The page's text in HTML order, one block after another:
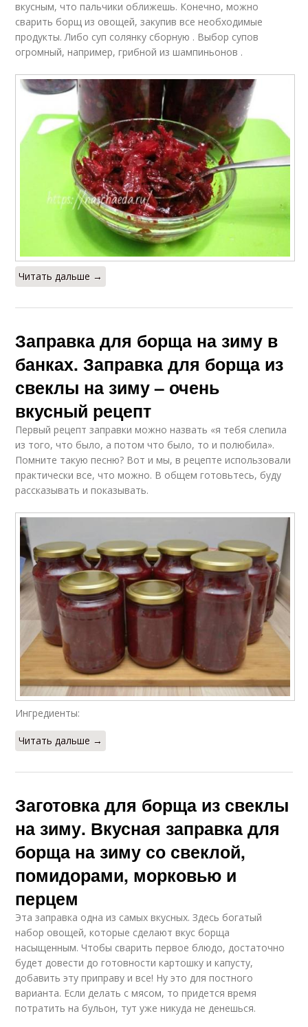
вкусным, что пальчики оближешь. Конечно, можно
сварить борщ из овощей, закупив все необходимые
продукты. Либо суп солянку сборную . Выбор супов
огромный, например, грибной из шампиньонов .
Читать дальше →
Заправка для борща на зиму в
банках. Заправка для борща из
свеклы на зиму – очень
вкусный рецепт
Первый рецепт заправки можно назвать «я тебя слепила
из того, что было, а потом что было, то и полюбила».
Помните такую песню? Вот и мы, в рецепте использовали
практически все, что можно. В общем готовьтесь, буду
рассказывать и показывать.
Ингредиенты:
Читать дальше →
Заготовка для борща из свеклы
на зиму. Вкусная заправка для
борща на зиму со свеклой,
помидорами, морковью и
перцем
Эта заправка одна из самых вкусных. Здесь богатый
набор овощей, которые сделают вкус борща
насыщенным. Чтобы сварить первое блюдо, достаточно
будет довести до готовности картошку и капусту,
добавить эту приправу и все! Ну это для постного
варианта. Если делать с мясом, то придется время
потратить на бульон, тут уже никуда не денешься.